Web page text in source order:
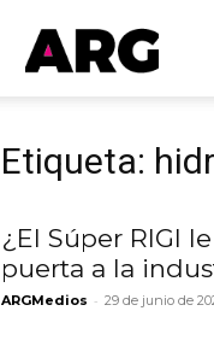
Etiqueta:
¿El Súper RIGI
puerta a la
ARGMedios - 29 de junio de